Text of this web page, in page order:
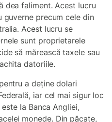
dea faliment. Acest lucru
guverne precum cele din
Acest lucru se
sunt proprietarele
să mărească taxele sau
datoriile.
a deține dolari
iar cel mai sigur loc
la Banca Angliei,
monede. Din păcate,